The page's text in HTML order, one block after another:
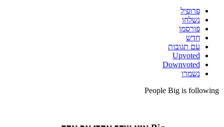
פרופיל
נשלחו
פורסמו
חדש
עם תגובות
Upvoted
Downvoted
נשמרו
People Big is following